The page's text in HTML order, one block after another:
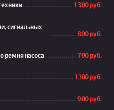
1 300 руб.
сигнальных
800 руб.
ремня насоса 700 руб.
1 100 руб.
900 руб.